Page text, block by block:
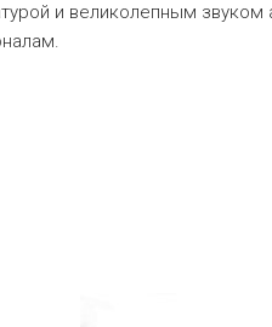
и великолепным звуком